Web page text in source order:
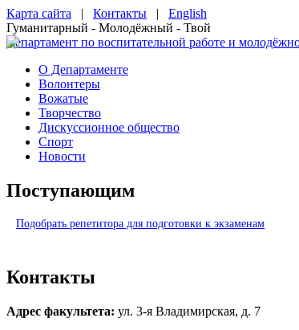
Карта сайта | Контакты | English
Гуманитарный - Молодёжный - Твой
Департамент по воспитательной работе и
О Департаменте
Волонтеры
Вожатые
Творчество
Дискуссионное общество
Спорт
Новости
Поступающим
Подобрать репетитора для подготовки к экзаменам
Контакты
Адрес факультета: ул. 3-я Владимирская, д. 7